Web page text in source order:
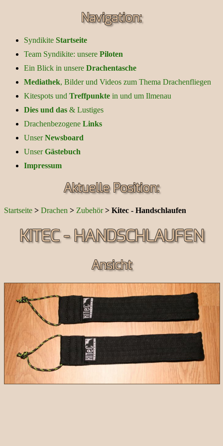
Navigation:
Syndikite Startseite
Team Syndikite: unsere Piloten
Ein Blick in unsere Drachentasche
Mediathek, Bilder und Videos zum Thema Drachenfliegen
Kitespots und Treffpunkte in und um Ilmenau
Dies und das & Lustiges
Drachenbezogene Links
UnserNewsboard
UnserGästebuch
Impressum
Aktuelle Position:
Startseite > Drachen > Zubehör> Kitec - Handschlaufen
KITEC - HANDSCHLAUFEN
Ansicht